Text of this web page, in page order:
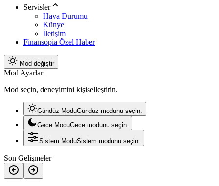
Servisler
Hava Durumu
Künye
İletişim
Finansopia Özel Haber
Mod değiştir
Mod Ayarları
Mod seçin, deneyimini kişiselleştirin.
Gündüz ModuGündüz modunu seçin.
Gece ModuGece modunu seçin.
Sistem ModuSistem modunu seçin.
Son Gelişmeler